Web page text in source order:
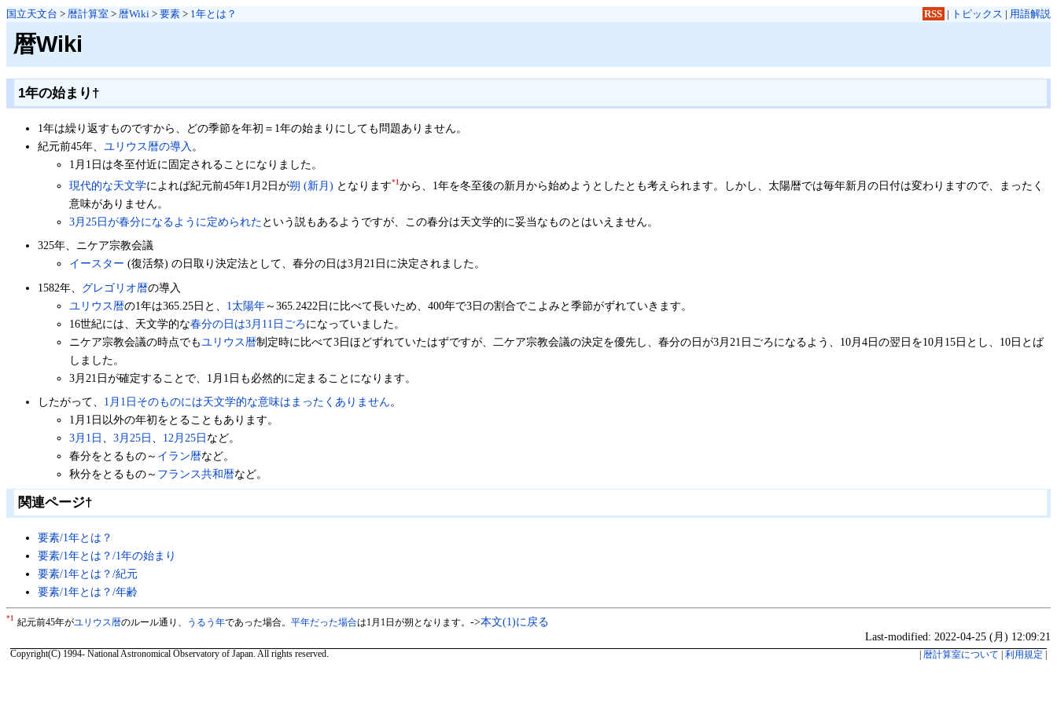
国立天文台 > 暦計算室 > 暦Wiki > 要素 > 1年とは？ RSS | トピックス | 用語解説
暦Wiki
1年の始まり †
1年は繰り返すものですから、どの季節を年初＝1年の始まりにしても問題ありません。
紀元前45年、 ユリウス暦の導入。
1月1日は冬至付近に固定されることになりました。
現代的な天文学によれば紀元前45年1月2日が朔 (新月) となります*1から、1年を冬至後の新月から始めようとしたとも考えられます。しかし、太陽暦では毎年新月の日付は変わりますので、まったく
意味がありません。
3月25日が春分になるように定められたという説もあるようですが、この春分は天文学的に妥当なものとはいえません。
325年、ニケア宗教会議
イースター (復活祭) の日取り決定法として、春分の日は3月21日に決定されました。
1582年、 グレゴリオ暦の導入
ユリウス暦の1年は365.25日と、 1太陽年～365.2422日に比べて長いため、400年で3日の割合でこよみと季節がずれていきます。
16世紀には、天文学的な春分の日は3月11日ごろになっていました。
ニケア宗教会議の時点でもユリウス暦制定時に比べて3日ほどずれていたはずですが、二ケア宗教会議の決定を優先し、春分の日が3月21日ごろになるよう、10月4日の翌日を10月15日とし、10日とば
しました。
3月21日が確定することで、1月1日も必然的に定まることになります。
したがって、 1月1日そのものには天文学的な意味はまったくありません。
1月1日以外の年初をとることもあります。
3月1日
3月25日 12月25日など。
春分をとるもの～ イラン暦など。
秋分をとるもの～ フランス共和暦など。
関連ページ†
要素/1年とは？
要素/1年とは？/1年の始まり
要素/1年とは？/紀元
要素/1年とは？/年齢
*1 紀元前45年がユリウス暦のルール通り、 うるう年であった場合。 平年だった場合は1月1日が朔となります。 ->本文(1)に戻る
Last-modified: 2022-04-25 (月) 12:09:21
Copyright(C) 1994- National Astronomical Observatory of Japan. All rights reserved. 暦計算室について 利用規定